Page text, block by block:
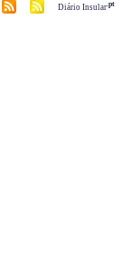
Diário Insular.pt